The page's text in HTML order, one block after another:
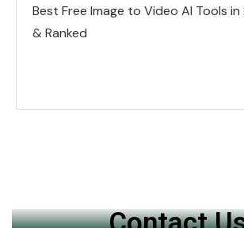
Best Free Image to Video AI Tools
& Ranked